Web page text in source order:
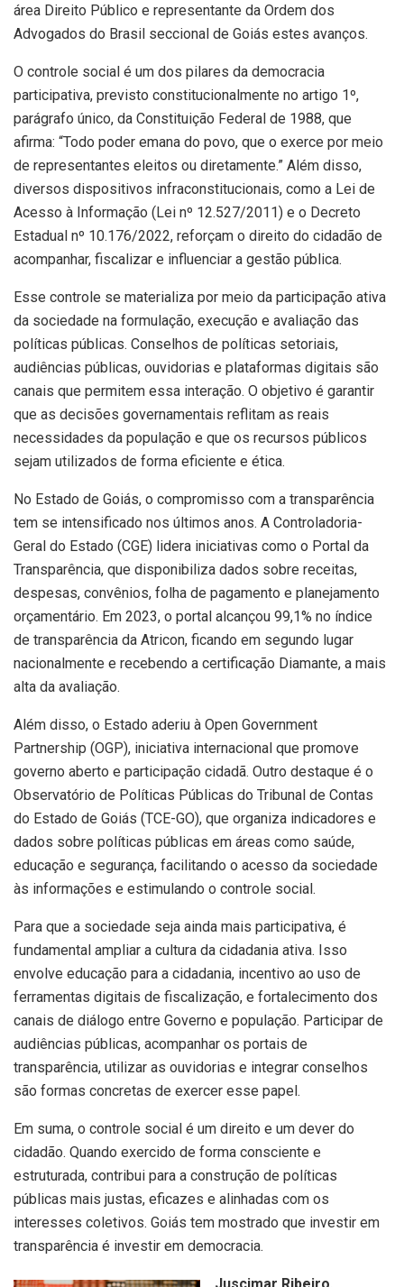
área Direito Público e representante da Ordem dos
Advogados do Brasil seccional de Goiás estes avanços.
O controle social é um dos pilares da democracia
participativa, previsto constitucionalmente no artigo 1º,
parágrafo único, da Constituição Federal de 1988, que
afirma: “Todo poder emana do povo, que o exerce por meio
de representantes eleitos ou diretamente.” Além disso,
diversos dispositivos infraconstitucionais, como a Lei de
Acesso à Informação (Lei nº 12.527/2011) e o Decreto
Estadual nº 10.176/2022, reforçam o direito do cidadão de
acompanhar, fiscalizar e influenciar a gestão pública.
Esse controle se materializa por meio da participação ativa
da sociedade na formulação, execução e avaliação das
políticas públicas. Conselhos de políticas setoriais,
audiências públicas, ouvidorias e plataformas digitais são
canais que permitem essa interação. O objetivo é garantir
que as decisões governamentais reflitam as reais
necessidades da população e que os recursos públicos
sejam utilizados de forma eficiente e ética.
No Estado de Goiás, o compromisso com a transparência
tem se intensificado nos últimos anos. A Controladoria-
Geral do Estado (CGE) lidera iniciativas como o Portal da
Transparência, que disponibiliza dados sobre receitas,
despesas, convênios, folha de pagamento e planejamento
orçamentário. Em 2023, o portal alcançou 99,1% no índice
de transparência da Atricon, ficando em segundo lugar
nacionalmente e recebendo a certificação Diamante, a mais
alta da avaliação.
Além disso, o Estado aderiu à Open Government
Partnership (OGP), iniciativa internacional que promove
governo aberto e participação cidadã. Outro destaque é o
Observatório de Políticas Públicas do Tribunal de Contas
do Estado de Goiás (TCE-GO), que organiza indicadores e
dados sobre políticas públicas em áreas como saúde,
educação e segurança, facilitando o acesso da sociedade
às informações e estimulando o controle social.
Para que a sociedade seja ainda mais participativa, é
fundamental ampliar a cultura da cidadania ativa. Isso
envolve educação para a cidadania, incentivo ao uso de
ferramentas digitais de fiscalização, e fortalecimento dos
canais de diálogo entre Governo e população. Participar de
audiências públicas, acompanhar os portais de
transparência, utilizar as ouvidorias e integrar conselhos
são formas concretas de exercer esse papel.
Em suma, o controle social é um direito e um dever do
cidadão. Quando exercido de forma consciente e
estruturada, contribui para a construção de políticas
públicas mais justas, eficazes e alinhadas com os
interesses coletivos. Goiás tem mostrado que investir em
transparência é investir em democracia.